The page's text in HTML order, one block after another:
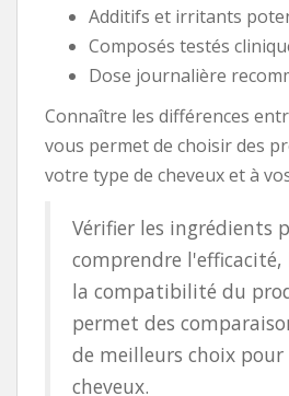
Additifs et irritants
Composés testés
Dose journalière
Connaître les différences
vous permet de choisir des
votre type de cheveux et à
Vérifier les ingrédients
comprendre
la compatibilité du
permet des
de meilleurs choix pour
cheveux.